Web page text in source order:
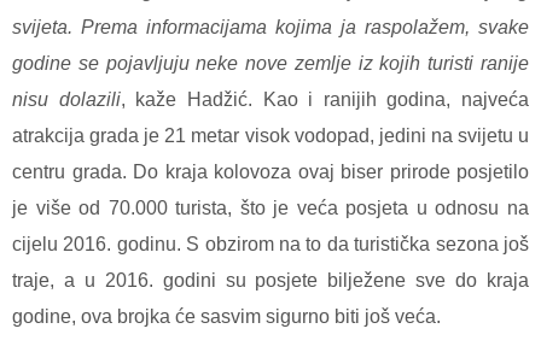
svijeta. Prema informacijama kojima ja raspolažem, svake
godine se pojavljuju neke nove zemlje iz kojih turisti ranije
nisu dolazili, kaže Hadžić. Kao i ranijih godina, najveća
atrakcija grada je 21 metar visok vodopad, jedini na svijetu u
centru grada. Do kraja kolovoza ovaj biser prirode posjetilo
je više od 70.000 turista, što je veća posjeta u odnosu na
cijelu 2016. godinu. S obzirom na to da turistička sezona još
traje, a u 2016. godini su posjete bilježene sve do kraja
godine, ova brojka će sasvim sigurno biti još veća.